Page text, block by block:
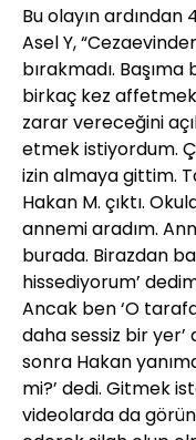
Bu olayın ardından
Asel Y,
bırakmadı.
birkaç kez
zarar vereceğini
etmek istiyordum.
izin almaya gittim.
Hakan M. çıktı.
annemi aradım.
burada. Birazdan
hissediyorum’
Ancak ben ‘O
daha sessiz bir
sonra Hakan
mi?’ dedi. Gitmek
videolarda da